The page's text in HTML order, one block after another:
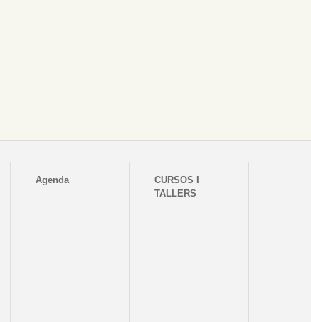
Agenda
CURSOS I
TALLERS